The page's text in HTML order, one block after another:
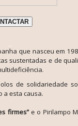
que nasceu em
sustentadas e de
de solidariedade
a esta causa.
firmes”e o Pirilampo